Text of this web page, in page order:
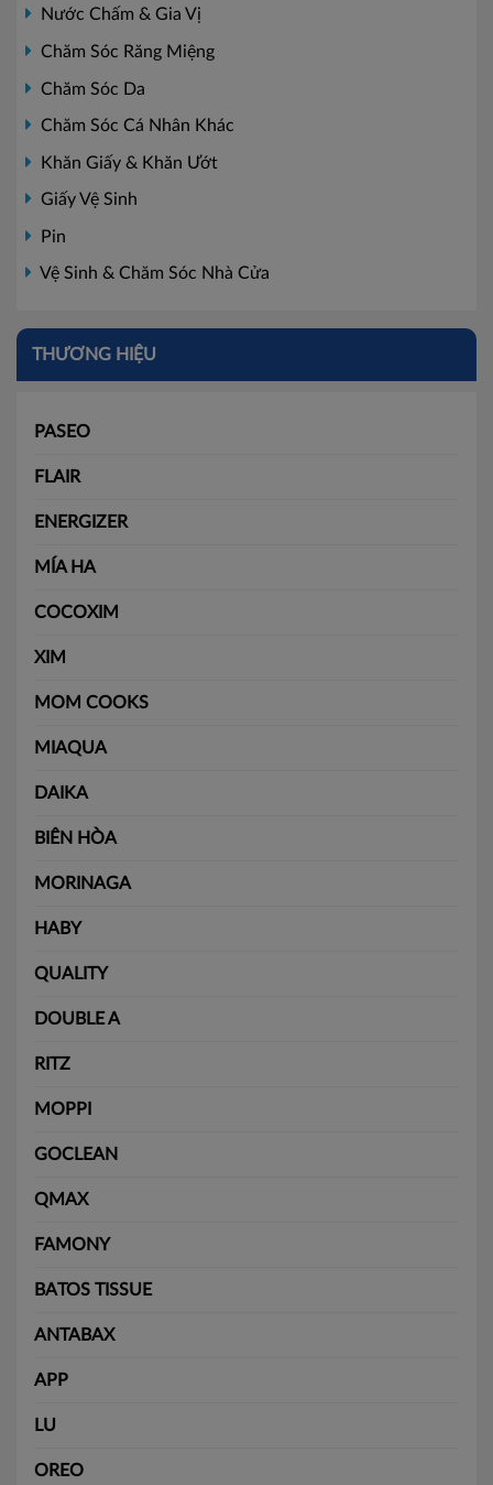
Nước Chấm & Gia Vị
Chăm Sóc Răng Miệng
Chăm Sóc Da
Chăm Sóc Cá Nhân Khác
Khăn Giấy & Khăn Ướt
Giấy Vệ Sinh
Pin
Vệ Sinh & Chăm Sóc Nhà Cửa
THƯƠNG HIỆU
PASEO
FLAIR
ENERGIZER
MÍA HA
COCOXIM
XIM
MOM COOKS
MIAQUA
DAIKA
BIÊN HÒA
MORINAGA
HABY
QUALITY
DOUBLE A
RITZ
MOPPI
GOCLEAN
QMAX
FAMONY
BATOS TISSUE
ANTABAX
APP
LU
OREO